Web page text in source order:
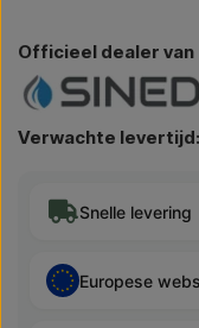
Officieel dealer van
Verwachte levertijd:
Snelle levering
Europese